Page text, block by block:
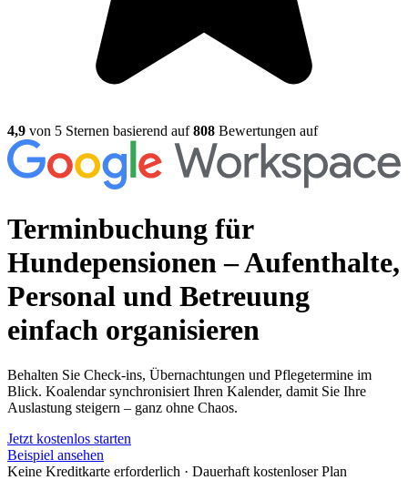
4,9 von 5 Sternen basierend auf808 Bewertungen auf
Terminbuchung für
Hundepensionen– Aufenthalte,
Personal und Betreuung
einfach organisieren
Behalten Sie Check-ins, Übernachtungen und Pflegetermine im
Blick. Koalendar synchronisiert Ihren Kalender, damit Sie Ihre
Auslastung steigern – ganz ohne Chaos.
Jetzt kostenlos starten
Beispiel ansehen
Keine Kreditkarte erforderlich · Dauerhaft kostenloser Plan